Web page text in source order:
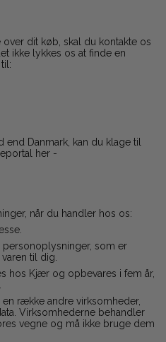
dit køb, skal du kontakte os
ikke lykkes os at finde en
Danmark, kan du klage til
her -
når du handler hos os:
som er
til dig.
hos Kjær og opbevares i fem år,
række andre virksomheder,
Virksomhederne behandler
vegne og må ikke bruge dem